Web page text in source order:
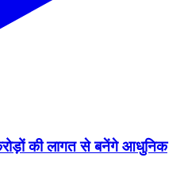
की लागत से बनेंगे आधुनिक